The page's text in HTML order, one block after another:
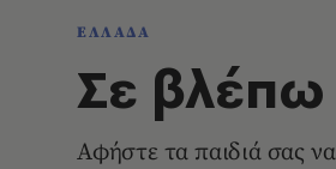
ΕΛΛΑΔΑ
Σε βλέπω
Aφήστε τα παιδιά σας